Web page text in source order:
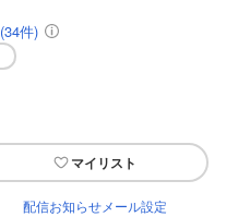
(34件)
マイリスト
配信お知らせメール設定